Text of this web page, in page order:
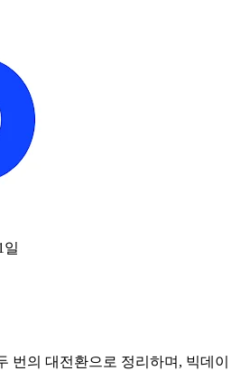
일
번의 대전환으로 정리하며, 빅데이